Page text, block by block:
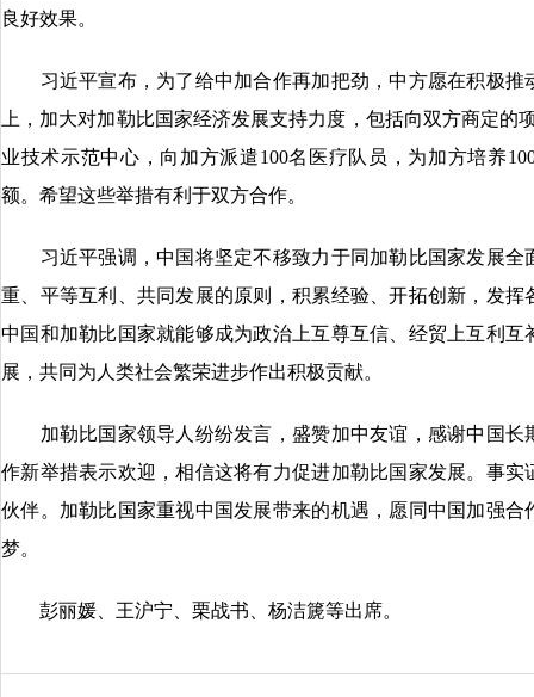
良好效果。
习近平宣布，为了给中加合作再加把劲，中方愿在积极推
上，加大对加勒比国家经济发展支持力度，包括向双方商定
业技术示范中心，向加方派遣100名医疗队员，为加方培养
额。希望这些举措有利于双方合作。
习近平强调，中国将坚定不移致力于同加勒比国家发展全
重、平等互利、共同发展的原则，积累经验、开拓创新，发
中国和加勒比国家就能够成为政治上互尊互信、经贸上互利
展，共同为人类社会繁荣进步作出积极贡献。
加勒比国家领导人纷纷发言，盛赞加中友谊，感谢中国长
作新举措表示欢迎，相信这将有力促进加勒比国家发展。事
伙伴。加勒比国家重视中国发展带来的机遇，愿同中国加强
梦。
彭丽媛、王沪宁、栗战书、杨洁篪等出席。